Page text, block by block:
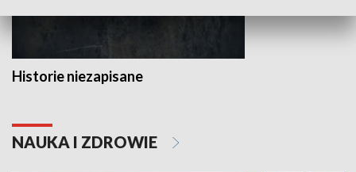
Historie niezapisane
NAUKA I ZDROWIE